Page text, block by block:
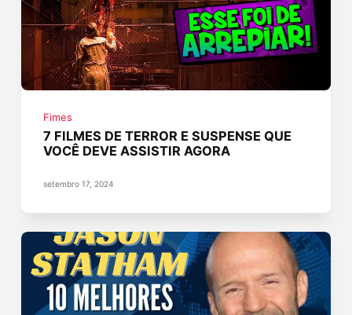
Fimes
7 FILMES DE TERROR E SUSPENSE QUE
VOCÊ DEVE ASSISTIR AGORA
setembro 17, 2024